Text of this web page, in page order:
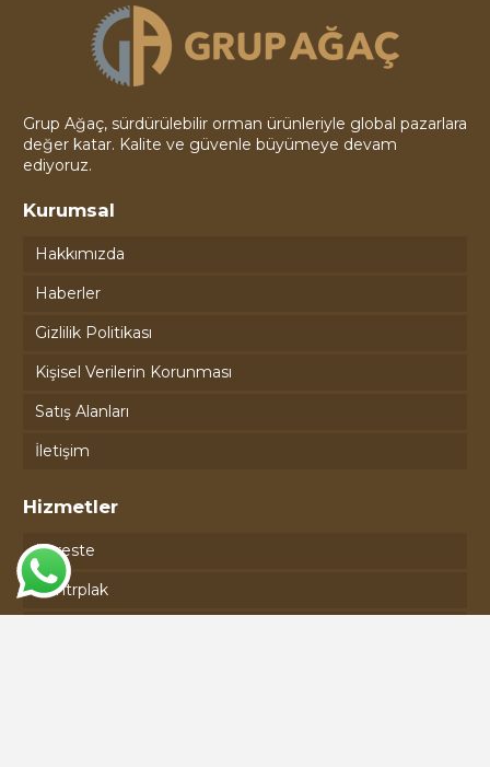
Grup Ağaç, sürdürülebilir orman ürünleriyle global pazarlara
değer katar. Kalite ve güvenle büyümeye devam
ediyoruz.
Kurumsal
Hakkımızda
Haberler
Gizlilik Politikası
Kişisel Verilerin Korunması
Satış Alanları
İletişim
Hizmetler
Kereste
Kontrplak